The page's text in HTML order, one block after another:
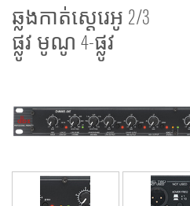
បណ្ដុះបណ្ដាល
ការគាំទ្រ
ភាសា/តំបន់
ឆ្លងកាត់ស្តេរេអូ 2/3
ផ្លូវ មូណូ 4-ផ្លូវ